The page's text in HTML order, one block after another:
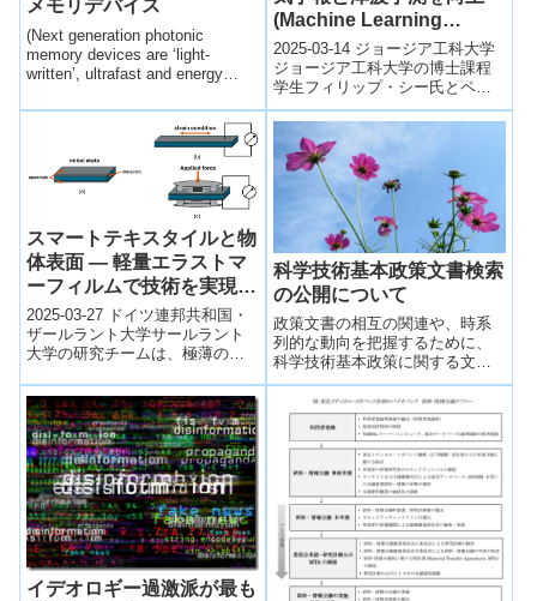
メモリデバイス
(Next generation photonic
memory devices are ‘light-
written’, ultrafast and energy
ッチング(AOS)と磁気ハートドラ
イブによる、高速・高効率メモ
リデバイスのハイブリッド技術
を開発。
(Machine Learning
Encoder Improves
Weather Forecasting and
Tsunami Prediction)
2025-03-14 ジョージア工科大学​
ジョージア工科大学の博士課程
学生フィリップ・シー氏とペ
ン・チェン助教授は、新たな機
械学習技術「Latent-EnSF」...
スマートテキスタイルと物
体表面 ― 軽量エラストマ
ーフィルムで技術を実現
(Smart textiles and
surfaces – How
lightweight elastomer
films are bringing tech to
life)
2025-03-27 ドイツ連邦共和国・
ザールラント大学サールラント
大学の研究チームは、極薄の誘
いたスマートテキスタイル技術
を開発し...
科学技術基本政策文書検索
の公開について
政策文書の相互の関連や、時系
列的な動向を把握するために、
科学技術基本政策に関する文書
を収録し、検索できるシステム
を公開した。
イデオロギー過激派が最も